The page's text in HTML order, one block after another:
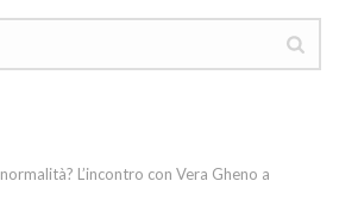
normalità? L’incontro con Vera Gheno a